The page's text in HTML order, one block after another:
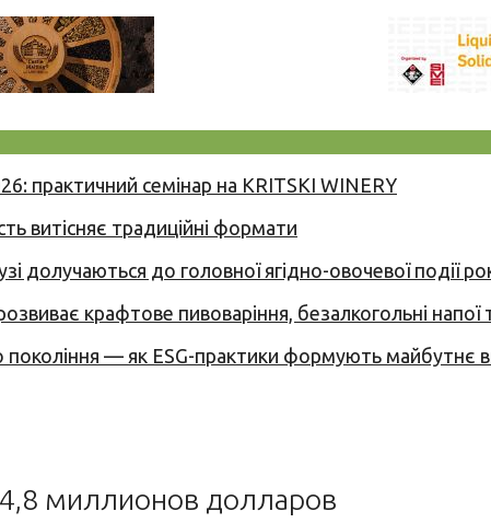
практичний семінар на KRITSKI WINERY
витісняє традиційні формати
долучаються до головної ягідно-овочевої події
крафтове пивоваріння, безалкогольні напої
покоління — як ESG-практики формують майбутнє
миллионов долларов